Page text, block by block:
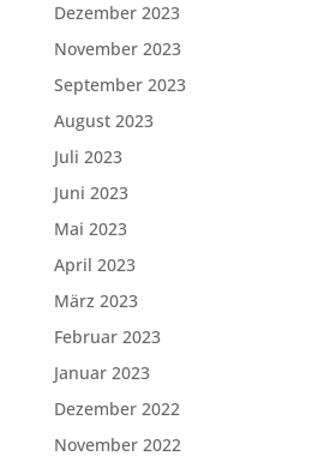
Dezember 2023
November 2023
September 2023
August 2023
Juli 2023
Juni 2023
Mai 2023
April 2023
März 2023
Februar 2023
Januar 2023
Dezember 2022
November 2022